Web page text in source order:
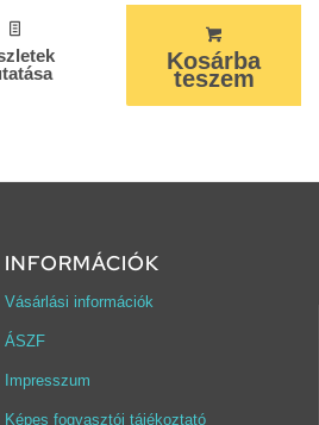
Kosárba
teszem
INFORMÁCIÓK
Vásárlási információk
ÁSZF
Impresszum
Képes fogyasztói tájékoztató